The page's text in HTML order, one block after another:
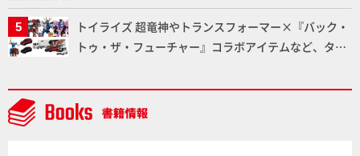
ー塗料の未来についてインタビュー！
トイライズ 超竜神やトランスフォーマー×『バック・
トゥ・ザ・フューチャー』コラボアイテムなど、タカ
NEWITEM】